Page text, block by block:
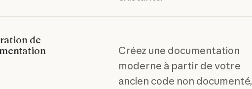
de
Créez une documentation
moderne à partir de votre
ancien code non documenté,